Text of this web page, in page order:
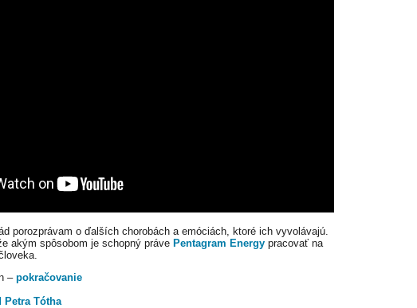
porozprávam o ďalších chorobách a emóciách, ktoré ich vyvolávajú.
akým spôsobom je schopný práve Pentagram Energy pracovať na
– pokračovanie
Petra Tótha